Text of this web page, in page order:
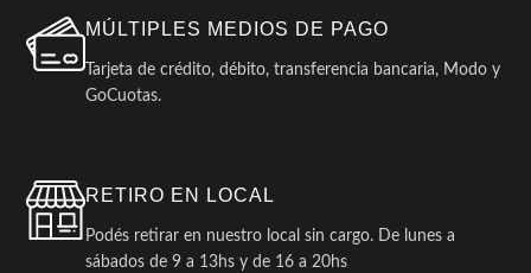
MÚLTIPLES MEDIOS DE PAGO
Tarjeta de crédito, débito, transferencia bancaria, Modo y
GoCuotas.
RETIRO EN LOCAL
Podés retirar en nuestro local sin cargo. De lunes a
sábados de 9 a 13hs y de 16 a 20hs